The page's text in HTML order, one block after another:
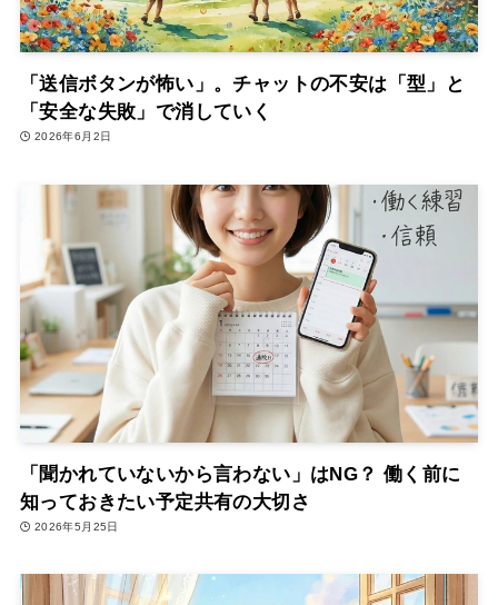
「送信ボタンが怖い」。チャットの不安は「型」と
「安全な失敗」で消していく
2026年6月2日
「聞かれていないから言わない」はNG？ 働く前に
知っておきたい予定共有の大切さ
2026年5月25日